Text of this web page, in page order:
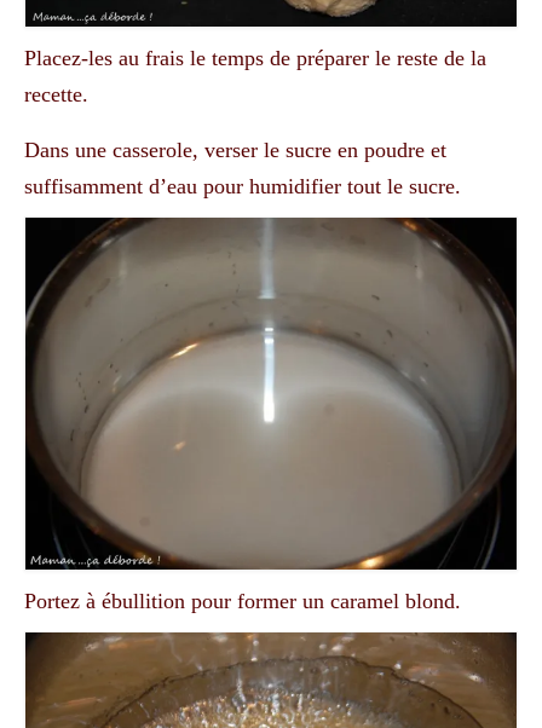
Placez-les au frais le temps de préparer le reste de la
recette.
Dans une casserole, verser le sucre en poudre et
suffisamment d’eau pour humidifier tout le sucre.
Portez à ébullition pour former un caramel blond.